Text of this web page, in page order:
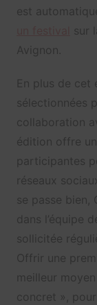
est
sur
Avignon.
En plus de cet
sélectionnées
collaboration
édition offre
participantes
réseaux
se passe bien,
dans l’équipe
sollicitée
Offrir une
meilleur
concret »,